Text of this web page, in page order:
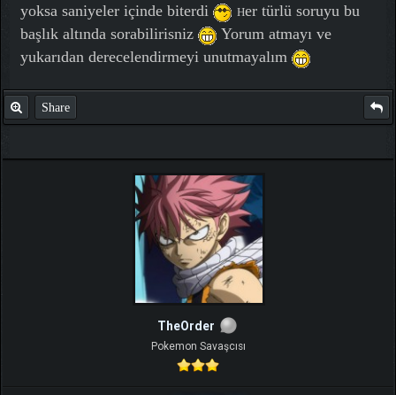
yoksa saniyeler içinde biterdi
Her türlü soruyu bu
başlık altında sorabilirisniz
Yorum atmayı ve
yukarıdan derecelendirmeyi unutmayalım
Share
TheOrder
Pokemon Savaşcısı